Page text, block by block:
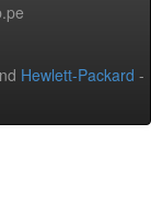
Hewlett-Packard -